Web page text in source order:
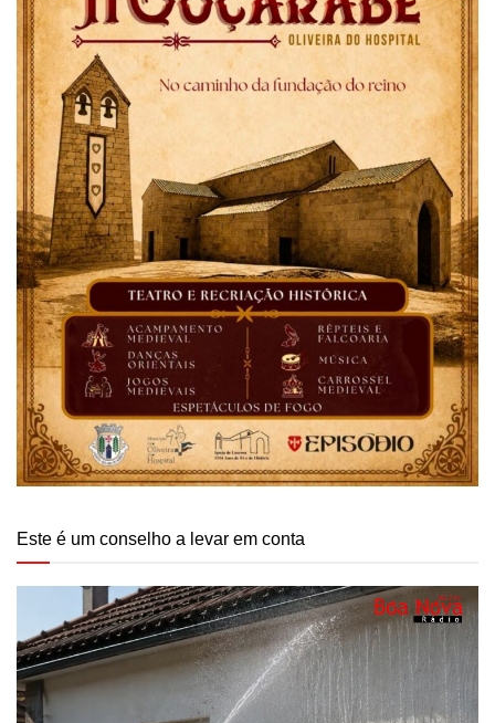
Este é um conselho a levar em conta